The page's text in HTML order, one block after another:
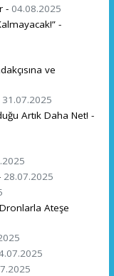
- 04.08.2025
-
ve
31.07.2025
Artık Daha Net! -
28.07.2025
Ateşe